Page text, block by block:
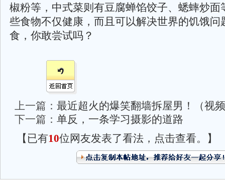
椒粉等，中式菜则有豆腐蝉馅饺子、蟋蟀炒面
些食物不仅健康，而且可以解决世界的饥饿问
食，你敢尝试吗？
上一篇： 最近超火的爆笑翻墙拆屋男！（视
下一篇： 单反，一条学习摄影的道路
【已有10位网友发表了看法，点击查看。】